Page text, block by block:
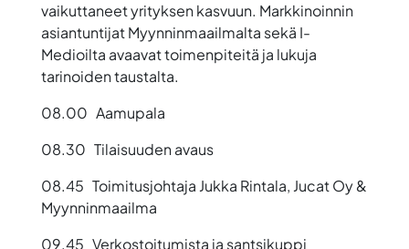
vaikuttaneet yrityksen kasvuun. Markkinoinnin
asiantuntijat Myynninmaailmalta sekä I-
Medioilta avaavat toimenpiteitä ja lukuja
tarinoiden taustalta.
08.00 Aamupala
08.30 Tilaisuuden avaus
08.45 Toimitusjohtaja Jukka Rintala, Jucat Oy &
Myynninmaailma
09.45 Verkostoitumista ja santsikuppi